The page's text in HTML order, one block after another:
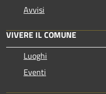
Avvisi
VIVERE IL COMUNE
Luoghi
Eventi